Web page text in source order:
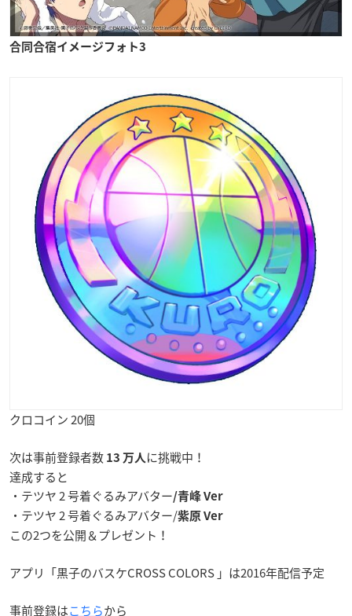
合同合宿イメージフォト3
クロコイン 20個
次は事前登録者数 13 万人 に挑戦中！
達成すると
・テツヤ 2 号着ぐるみアバター/青峰 Ver
・テツヤ 2 号着ぐるみアバター/紫原 Ver
この2つを公開＆プレゼント！
アプリ「黒子のバスケCROSS COLORS 」は2016年配信予定
事前登録はこちらから